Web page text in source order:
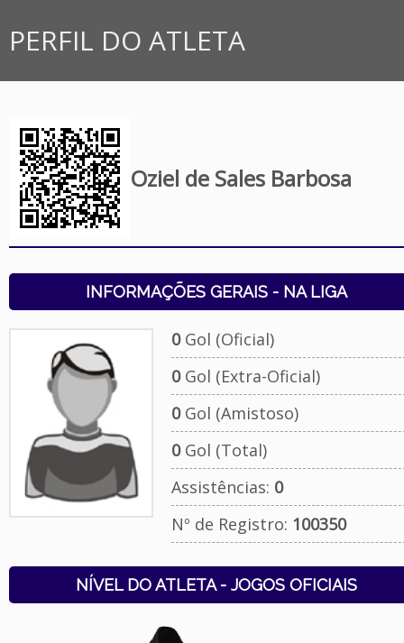
PERFIL DO ATLETA
Oziel de Sales Barbosa
INFORMAÇÕES GERAIS - NA LIGA
0Gol (Oficial)
0Gol (Extra-Oficial)
0Gol (Amistoso)
0Gol (Total)
Assistências: 0
Nº de Registro: 100350
NÍVEL DO ATLETA - JOGOS OFICIAIS